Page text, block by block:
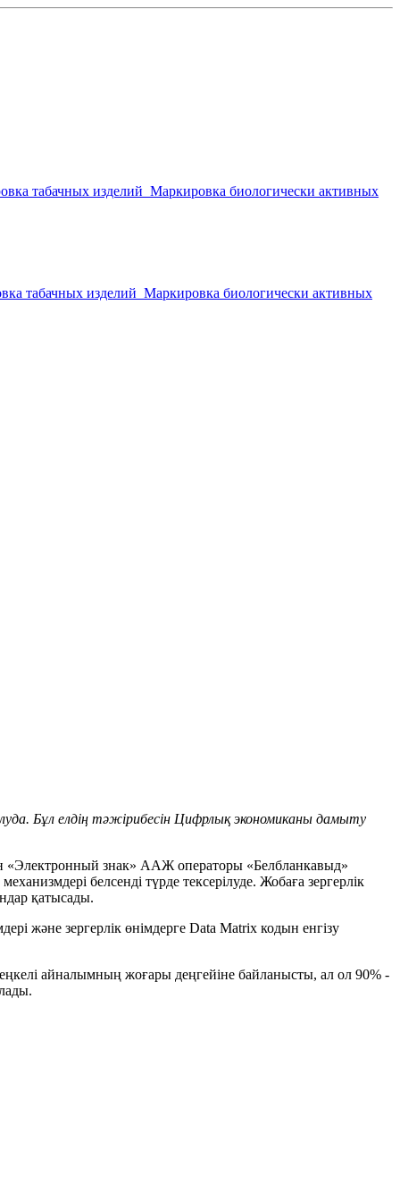
табачных изделий Маркировка биологически активных
табачных изделий Маркировка биологически активных
Бұл елдің тәжірибесін Цифрлық экономиканы дамыту
«Электронный знак» ААЖ операторы «Белбланкавыд»
белсенді түрде тексерілуде. Жобаға зергерлік
қатысады.
және зергерлік өнімдерге Data Matrix кодын енгізу
айналымның жоғары деңгейіне байланысты, ал ол 90% -